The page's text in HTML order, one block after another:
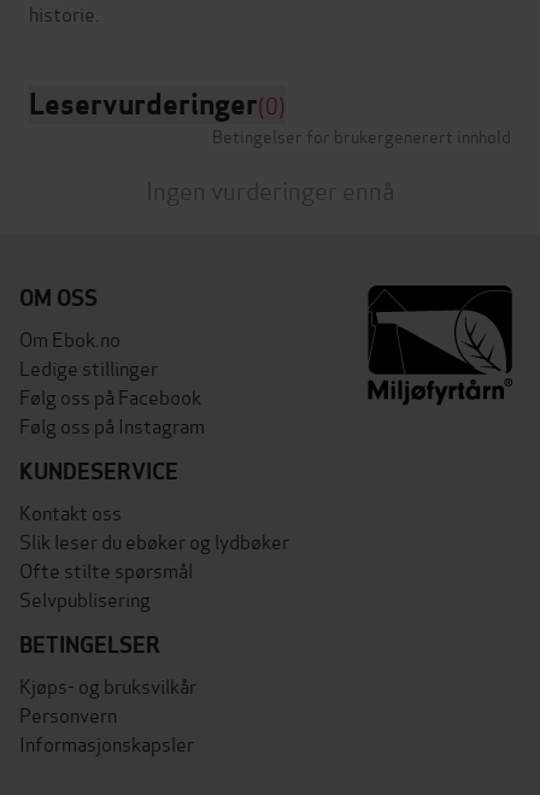
Leservurderinger(0)
Betingelser for brukergenerert innhold
Ingen vurderinger ennå
OM OSS
Om Ebok.no
Ledige stillinger
Følg oss på Facebook
Følg oss på Instagram
KUNDESERVICE
Kontakt oss
Slik leser du ebøker og lydbøker
Ofte stilte spørsmål
Selvpublisering
BETINGELSER
Kjøps- og bruksvilkår
Personvern
Informasjonskapsler